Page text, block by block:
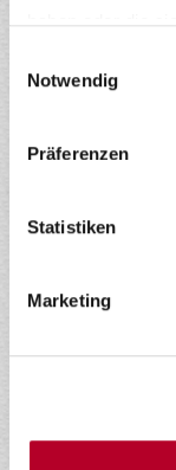
Notwendig
Präferenzen
Statistiken
Marketing